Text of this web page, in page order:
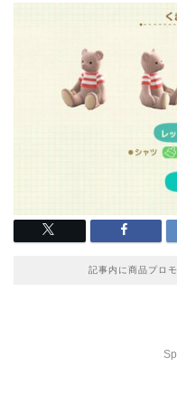
記事内に商品プロ